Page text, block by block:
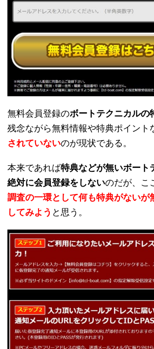
無料会員登録のボートテクニカルの
残念ながら無料情報や特典ポイント
されていないのが現状である。
本来であれば特典などが無いボート
絶対に会員登録をしないのだが、こ
調査の一環として何も特典がないが
してみよう と思う。